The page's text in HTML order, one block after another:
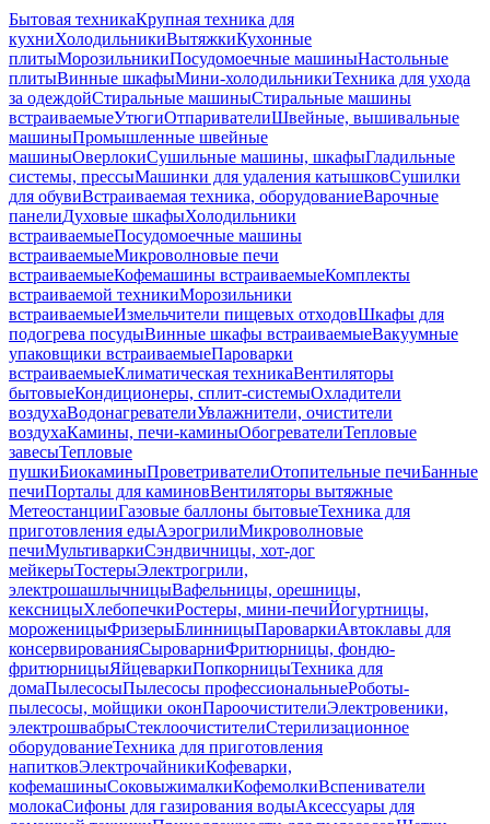
Бытовая техникаКрупная техника для
кухниХолодильникиВытяжкиКухонные
плитыМорозильникиПосудомоечные машиныНастольные
плитыВинные шкафыМини-холодильникиТехника для ухода
за одеждойСтиральные машиныСтиральные машины
встраиваемыеУтюгиОтпаривателиШвейные, вышивальные
машиныПромышленные швейные
машиныОверлокиСушильные машины, шкафыГладильные
системы, прессыМашинки для удаления катышковСушилки
для обувиВстраиваемая техника, оборудованиеВарочные
панелиДуховые шкафыХолодильники
встраиваемыеПосудомоечные машины
встраиваемыеМикроволновые печи
встраиваемыеКофемашины встраиваемыеКомплекты
встраиваемой техникиМорозильники
встраиваемыеИзмельчители пищевых отходовШкафы для
подогрева посудыВинные шкафы встраиваемыеВакуумные
упаковщики встраиваемыеПароварки
встраиваемыеКлиматическая техникаВентиляторы
бытовыеКондиционеры, сплит-системыОхладители
воздухаВодонагревателиУвлажнители, очистители
воздухаКамины, печи-каминыОбогревателиТепловые
завесыТепловые
пушкиБиокаминыПроветривателиОтопительные печиБанные
печиПорталы для каминовВентиляторы вытяжные
МетеостанцииГазовые баллоны бытовыеТехника для
приготовления едыАэрогрилиМикроволновые
печиМультиваркиСэндвичницы, хот-дог
мейкерыТостерыЭлектрогрили,
электрошашлычницыВафельницы, орешницы,
кексницыХлебопечкиРостеры, мини-печиЙогуртницы,
мороженицыФризерыБлинницыПароваркиАвтоклавы для
консервированияСыроварниФритюрницы, фондю-
фритюрницыЯйцеваркиПопкорницыТехника для
домаПылесосыПылесосы профессиональныеРоботы-
пылесосы, мойщики оконПароочистителиЭлектровеники,
электрошвабрыСтеклоочистителиСтерилизационное
оборудованиеТехника для приготовления
напитковЭлектрочайникиКофеварки,
кофемашиныСоковыжималкиКофемолкиВспениватели
молокаСифоны для газирования водыАксессуары для